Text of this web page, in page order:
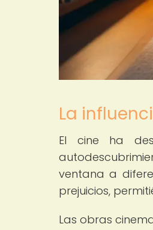
La
El cine ha
ventana a
prejuicios,
Las obras